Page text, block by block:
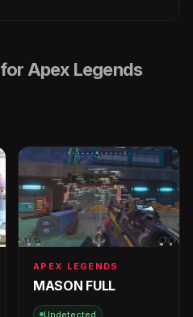
for Apex Legends
APEX LEGENDS
MASON FULL
Undetected